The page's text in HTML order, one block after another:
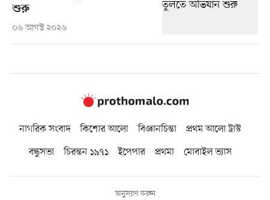
শুরু
০৬ আগস্ট ২০২৬
নাগরিক সংবাদ কিশোর আলো বিজ্ঞানচিন্তা
প্রথম আলো ট্রাস্ট
বন্ধুসভা
চিরন্তন ১৯৭১ ইপেপার প্রথমা মোবাইল ভ্যাস
অনুসরণ করুন